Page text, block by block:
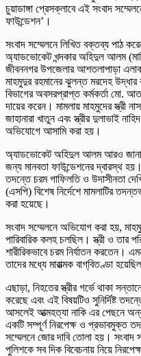
চুয়াডাঙ্গা প্রেসক্লাবে এই সংবাদ
ফাউন্ডেশন’।
সংবাদ সম্মেলনে লিখিত বক্তব্য পাঠ
অ্যাডভোকেট খন্দকার অহিদুল আলম
জীবননগর উপজেলার আশতলাপাড়া
মাহমুদুর রহমানের ঝুলন্ত মরদেহ
বিভাগের অবসরপ্রাপ্ত কর্মকর্তা মো.
দায়ের করেন। মামলায় মাহমুদের স্ত্রী
জাহানারা খাতুন এবং স্ত্রীর দুলাভাই
অভিযোগে আসামি করা হয়।
অ্যাডভোকেট অহিদুল আলম আরও
জন্য মানবতা ফাউন্ডেশনের দ্বারস্থ
তদন্তে চরম গাফিলতি ও উদাসীনতা
(এসপি) বিশেষ নির্দেশে মামলাটির
করা হয়েছে।
সংবাদ সম্মেলনে অভিযোগ করা হয়,
পারিবারিক কলহ চলছিল। স্ত্রী ও তার
শারীরিকভাবে চরম নির্যাতন করতেন।
তাদের মধ্যে মারাত্মক বাগ্‌বিতণ্ডা
এছাড়া, নিহতের স্ত্রীর গর্ভে থাকা
করেছে এবং এই বিষয়টিও সুনির্দিষ্ট
আসলেই আত্মহত্যা নাকি এর পেছনে
একটি সম্পূর্ণ নিরপেক্ষ ও প্রভাবমুক্ত
সম্মেলনে জোর দাবি তোলা হয়। সংবাদ
পুলিশকে সব দিক বিবেচনায় নিয়ে